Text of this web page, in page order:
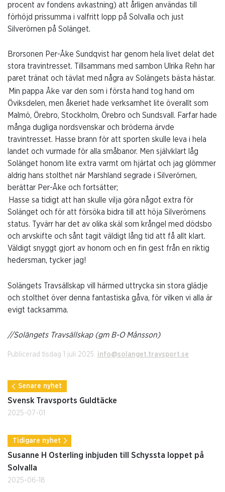
procent av fondens avkastning) att årligen användas till
förhöjd prissumma i valfritt lopp på Solvalla och just
Silverörnen på Solänget.
Brorsonen Per-Åke Sundqvist har genom hela livet delat det
stora travintresset. Tillsammans med sambon Ulrika Rehn har
paret tränat och tävlat med några av Solängets bästa hästar.
Min pappa Åke var den som i första hand tog hand om
Öviksdelen, men åkeriet hade verksamhet lite överallt som
Malmö, Örebro, Stockholm, Örebro och Sundsvall. Farfar hade
många dugliga nordsvenskar och bröderna ärvde
travintresset. Hasse brann för att sporten skulle leva i hela
landet och vurmade för alla småbanor. Men självklart låg
Solänget honom lite extra varmt om hjärtat och jag glömmer
aldrig hans stolthet när Marshland segrade i Silverörnen,
berättar Per-Åke och fortsätter;
Hasse sa tidigt att han skulle vilja göra något extra för
Solänget och för att försöka bidra till att höja Silverörnens
status. Tyvärr har det av olika skäl som krångel med dödsbo
och arvskifte och sånt tagit väldigt lång tid att få allt klart.
Väldigt snyggt gjort av honom och en fin gest från en riktig
hedersman, tycker jag!
Solängets Travsällskap vill härmed uttrycka sin stora glädje
och stolthet över denna fantastiska gåva, för vilken vi alla är
evigt tacksamma.
//Solängets Travsällskap (gm B-O Månsson)
Publicerad tisdag 1 juli 2025. info@solanget.travsport.se
Senare nyhet
Svensk Travsports Guldtäcke
2025-07-01
Tidigare nyhet
Susanne H Osterling inbjuden till Schyssta loppet på
Solvalla
2025-06-18